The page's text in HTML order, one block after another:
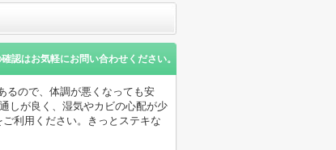
認はお気軽にお問い合わせください。
るので、体調が悪くなっても安
しが良く、湿気やカビの心配が少
利用ください。きっとステキな